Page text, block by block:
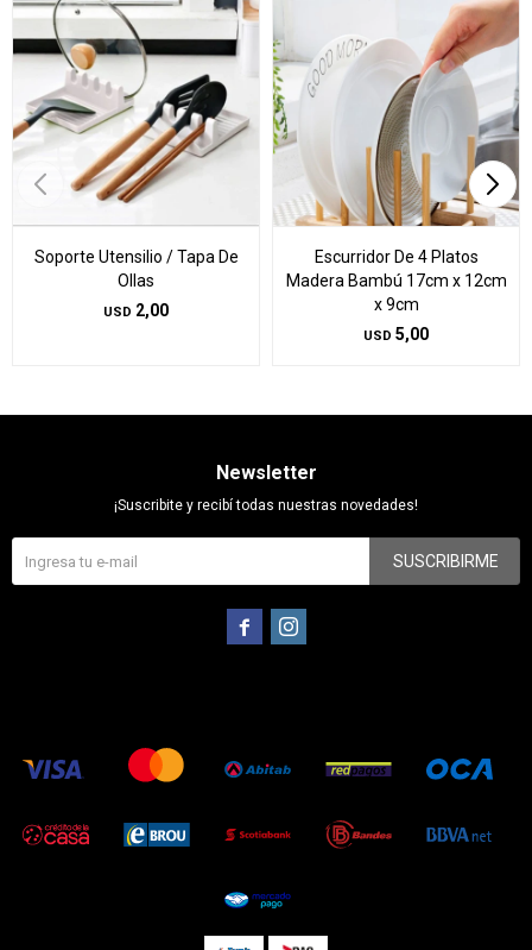
Soporte Utensilio / Tapa De
Ollas
USD 2,00
Escurridor De 4 Platos
Madera Bambú 17cm x 12cm
x 9cm
USD 5,00
Newsletter
¡Suscribite y recibí todas nuestras novedades!
SUSCRIBIRME
 